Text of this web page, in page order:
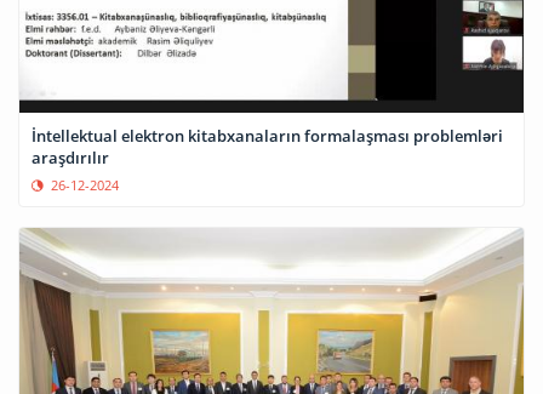
İntellektual elektron kitabxanaların formalaşması problemləri
araşdırılır
26-12-2024